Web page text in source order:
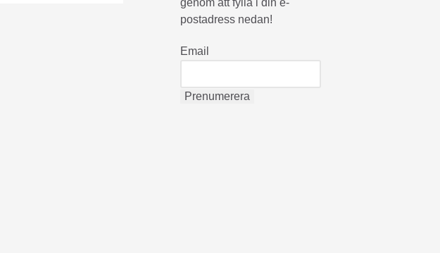
postadress nedan!
Email